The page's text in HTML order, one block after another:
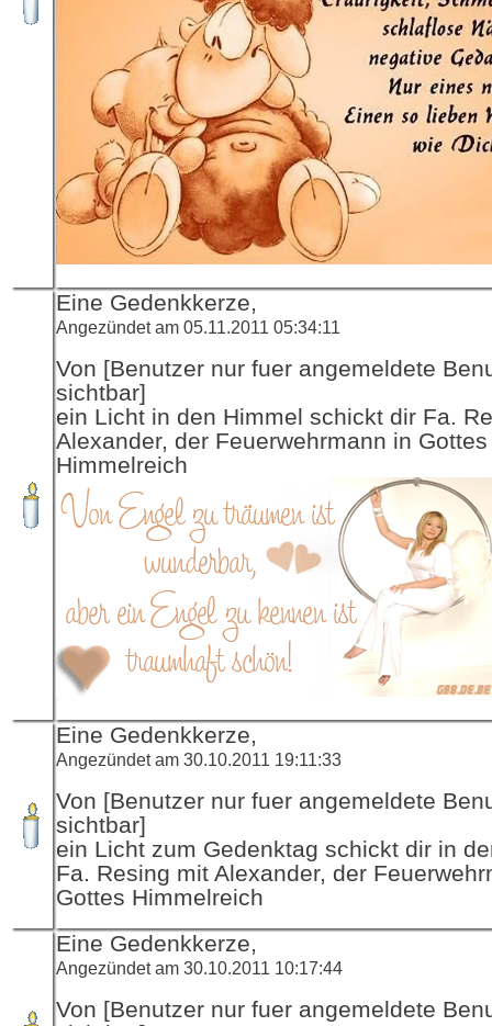
Eine Gedenkkerze,
Angezündet am 05.11.2011 05:34:11
Von [Benutzer nur fuer angemeldete
sichtbar]
ein Licht in den Himmel schickt dir Fa.
Alexander, der Feuerwehrmann in Gottes
Himmelreich
Eine Gedenkkerze,
Angezündet am 30.10.2011 19:11:33
Von [Benutzer nur fuer angemeldete
sichtbar]
ein Licht zum Gedenktag schickt dir in
Fa. Resing mit Alexander, der
Gottes Himmelreich
Eine Gedenkkerze,
Angezündet am 30.10.2011 10:17:44
Von [Benutzer nur fuer angemeldete